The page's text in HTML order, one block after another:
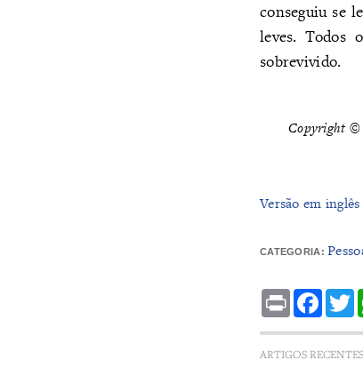
conseguiu se
leves. Todos
sobrevivido.
Copyright ©
Versão em inglês
CATEGORIA:
Print
ARTIGOS RECENTES